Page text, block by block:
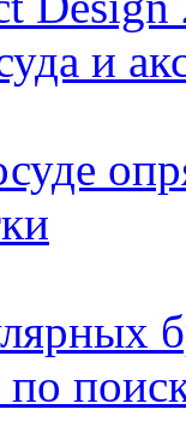
и
по